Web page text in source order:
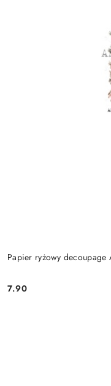
Papier ryżowy
Cena:
7.90